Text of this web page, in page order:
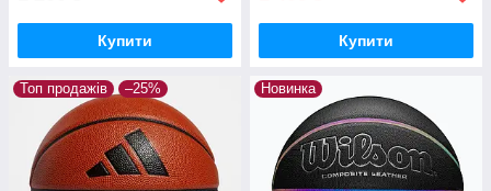
Купити Купити
Топ продажів –25% Новинка